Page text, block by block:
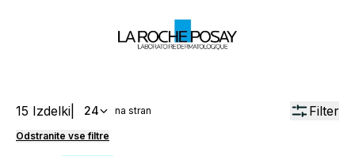
15 Izdelki 24 na stran Filter
Odstranite vse filtre